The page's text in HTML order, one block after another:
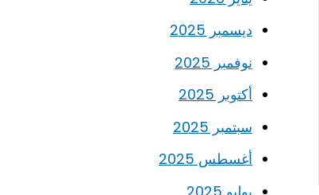
ديسمبر 2025
نوفمبر 2025
أكتوبر 2025
سبتمبر 2025
أغسطس 2025